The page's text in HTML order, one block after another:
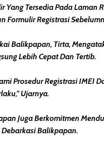
Tersedia Pada
Formulir Registrasi
Balikpapan, Tirta,
Lebih Cepat Dan Tertib.
Prosedur Registrasi IMEI
Ujarnya.
Juga Berkomitmen
Balikpapan.